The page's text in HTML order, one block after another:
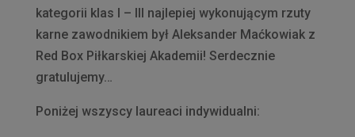
kategorii klas I – III najlepiej wykonującym rzuty
karne zawodnikiem był Aleksander Maćkowiak z
Red Box Piłkarskiej Akademii! Serdecznie
gratulujemy…
Poniżej wszyscy laureaci indywidualni: